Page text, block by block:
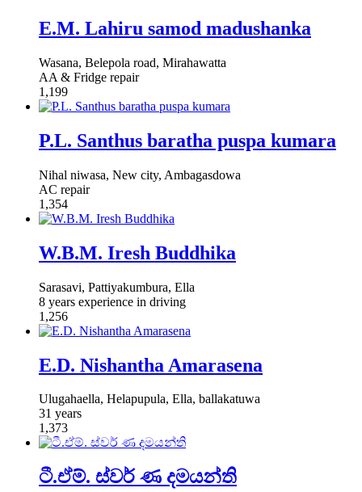
E.M. Lahiru samod madushanka
Wasana, Belepola road, Mirahawatta
AA & Fridge repair
1,199
P.L. Santhus baratha puspa kumara
Nihal niwasa, New city, Ambagasdowa
AC repair
1,354
W.B.M. Iresh Buddhika
Sarasavi, Pattiyakumbura, Ella
8 years experience in driving
1,256
E.D. Nishantha Amarasena
Ulugahaella, Helapupula, Ella, ballakatuwa
31 years
1,373
ටී.ඒම්. ස්වර් ණ දමයන්ති